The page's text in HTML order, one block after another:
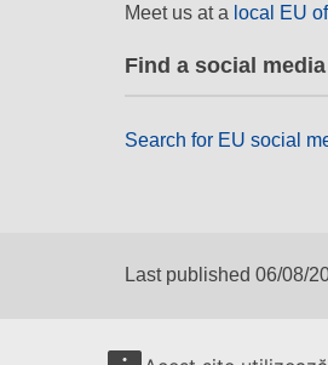
Meet us at a local EU
Find a social
Search for EU social
Last published 06/08/